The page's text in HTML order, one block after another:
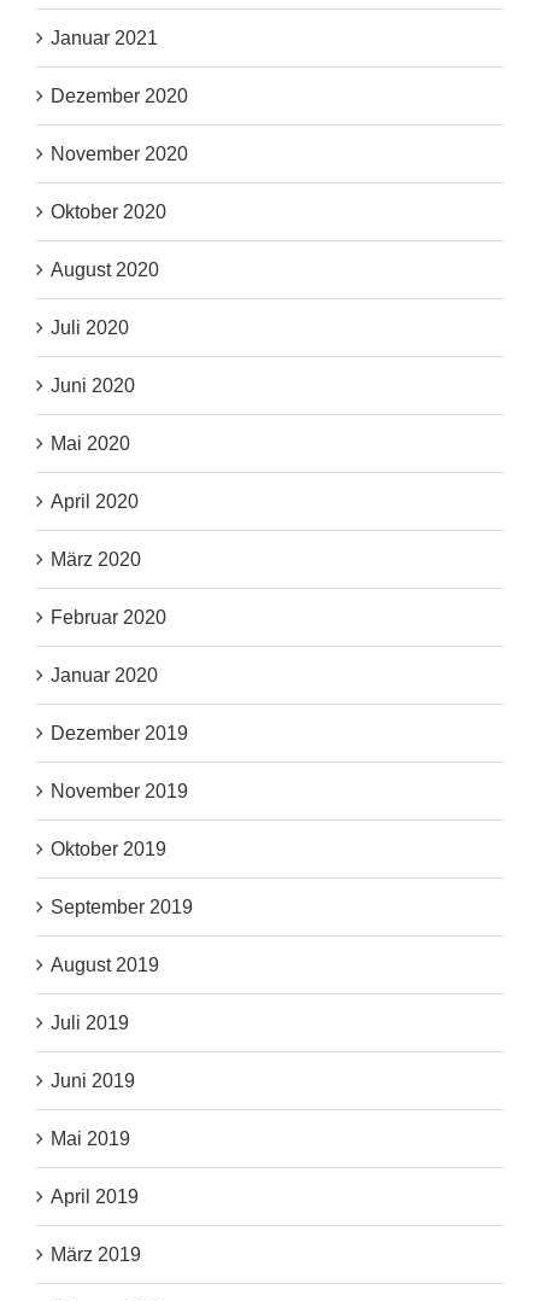
Januar 2021
Dezember 2020
November 2020
Oktober 2020
August 2020
Juli 2020
Juni 2020
Mai 2020
April 2020
März 2020
Februar 2020
Januar 2020
Dezember 2019
November 2019
Oktober 2019
September 2019
August 2019
Juli 2019
Juni 2019
Mai 2019
April 2019
März 2019